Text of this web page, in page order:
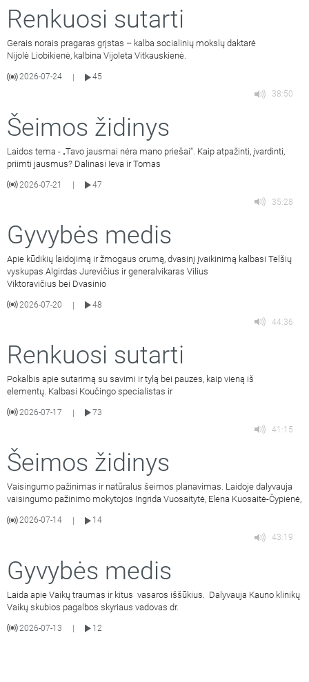
Renkuosi sutarti
Gerais norais pragaras grįstas – kalba socialinių mokslų daktarė
Nijolė Liobikienė, kalbina Vijoleta Vitkauskienė.
2026-07-24
45
38:50
Šeimos židinys
Laidos tema - „Tavo jausmai nėra mano priešai“. Kaip atpažinti, įvardinti,
priimti jausmus? Dalinasi Ieva ir Tomas
2026-07-21
47
35:28
Gyvybės medis
Apie kūdikių laidojimą ir žmogaus orumą, dvasinį įvaikinimą kalbasi Telšių
vyskupas Algirdas Jurevičius ir generalvikaras Vilius
Viktoravičius bei Dvasinio
2026-07-20 |
48
44:36
Renkuosi sutarti
Pokalbis apie sutarimą su savimi ir tylą bei pauzes, kaip vieną iš
elementų. Kalbasi Koučingo specialistas ir
2026-07-17 |
73
41:15
Šeimos židinys
Vaisingumo pažinimas ir natūralus šeimos planavimas. Laidoje dalyvauja
vaisingumo pažinimo mokytojos Ingrida Vuosaitytė, Elena Kuosaitė-Čypienė,
2026-07-14
14
43:19
Gyvybės medis
Laida apie Vaikų traumas ir kitus vasaros iššūkius. Dalyvauja Kauno klinikų
Vaikų skubios pagalbos skyriaus vadovas dr.
2026-07-13 12